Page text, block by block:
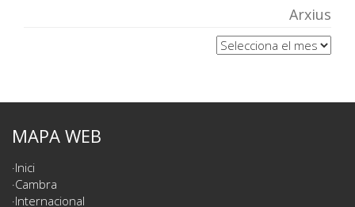
Arxius
Arxius
MAPA WEB
Inici
Cambra
Internacional